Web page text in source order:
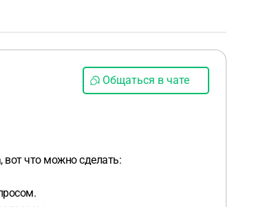
Общаться в чате
вот что можно сделать: